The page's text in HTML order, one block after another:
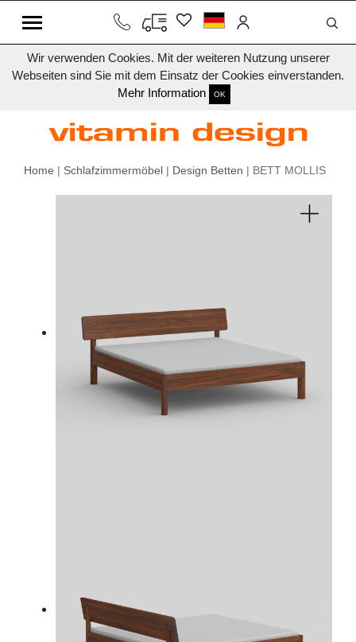
Wir verwenden Cookies. Mit der weiteren Nutzung unserer
Webseiten sind Sie mit dem Einsatz der Cookies einverstanden.
Mehr Information
OK
Home | Schlafzimmermöbel | Design Betten | BETT MOLLIS